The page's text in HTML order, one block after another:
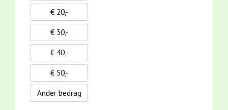
€ 20,-
€ 30,-
€ 40,-
€ 50,-
Ander bedrag